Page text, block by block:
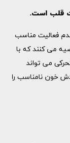
قلب است.
فعالیت مناسب
می کنند که با
می تواند
خون نامناسب را